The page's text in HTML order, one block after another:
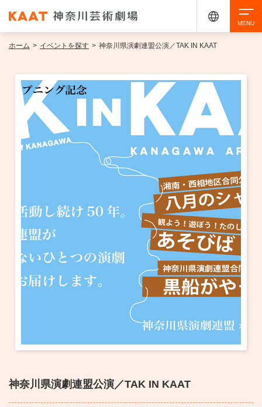
イベントを探す
・ イベントカレンダー
・ 館内サービス・アクセシビリティ
・ フロアマップ
・ レストラン/カフェ
・ よくある質問
施設を借りる
KAATについて
・ 芸術監督
・ 施設概要
・ フロアマップ
アクセシビリティ 交通案内
ホーム > イベントを探す > 神奈川県演劇連盟公演／TAK IN KAAT
神奈川県演劇連盟公演／TAK IN KAAT